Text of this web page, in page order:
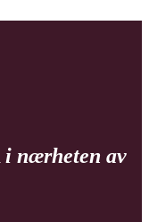
i nærheten av